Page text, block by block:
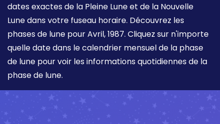
dates exactes de la Pleine Lune et de la Nouvelle
Lune dans votre fuseau horaire. Découvrez les
phases de lune pour Avril, 1987. Cliquez sur n'importe
quelle date dans le calendrier mensuel de la phase
de lune pour voir les informations quotidiennes de la
phase de lune.